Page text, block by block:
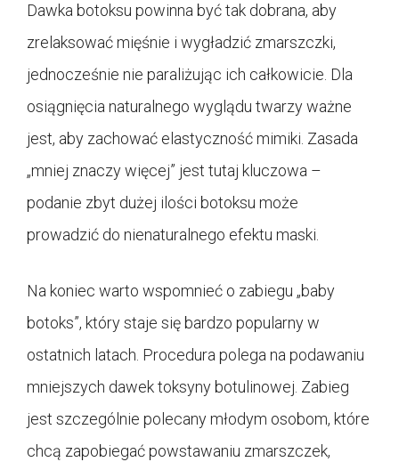
Dawka botoksu powinna być tak dobrana, aby
zrelaksować mięśnie i wygładzić zmarszczki,
jednocześnie nie paraliżując ich całkowicie. Dla
osiągnięcia naturalnego wyglądu twarzy ważne
jest, aby zachować elastyczność mimiki. Zasada
„mniej znaczy więcej” jest tutaj kluczowa –
podanie zbyt dużej ilości botoksu może
prowadzić do nienaturalnego efektu maski.
Na koniec warto wspomnieć o zabiegu „baby
botoks”, który staje się bardzo popularny w
ostatnich latach. Procedura polega na podawaniu
mniejszych dawek toksyny botulinowej. Zabieg
jest szczególnie polecany młodym osobom, które
chcą zapobiegać powstawaniu zmarszczek,